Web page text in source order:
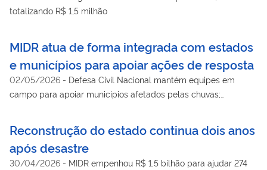
totalizando R$ 1,5 milhão
MIDR atua de forma integrada com estados
e municípios para apoiar ações de resposta
02/05/2026 - Defesa Civil Nacional mantém equipes em
campo para apoiar municípios afetados pelas chuvas;
Reconstrução do estado continua dois anos
após desastre
30/04/2026 - MIDR empenhou R$ 1,5 bilhão para ajudar 274